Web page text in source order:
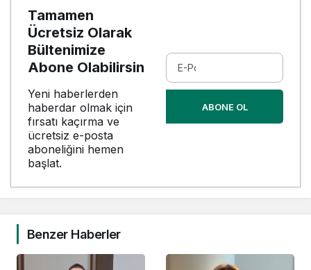
Tamamen
Ücretsiz Olarak
Bültenimize
Abone Olabilirsin
Yeni haberlerden
haberdar olmak için
fırsatı kaçırma ve
ücretsiz e-posta
aboneliğini hemen
başlat.
ABONE OL
Benzer Haberler